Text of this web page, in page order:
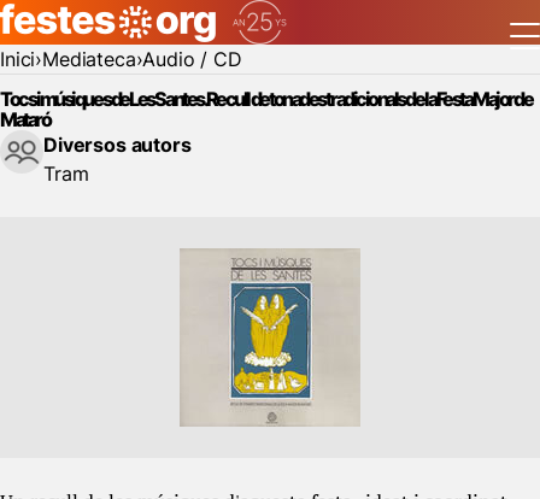
Inici Mediateca Audio / CD
Tocs i músiques de Les Santes. Recull de tonades tradicionals de la Festa Major de
Mataró
Diversos autors
Tram